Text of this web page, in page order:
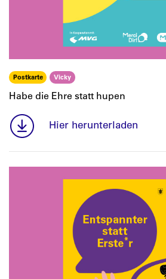
Postkarte Vicky
Habe die Ehre statt hupen
Hier herunterladen